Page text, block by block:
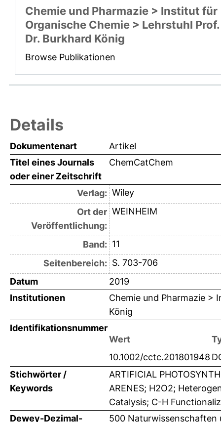
Chemie und Pharmazie > Institut für
Organische Chemie > Lehrstuhl Prof.
Dr. Burkhard König
Browse Publikationen
Details
Dokumentenart
Artikel
Titel eines Journals
oder einer Zeitschrift
ChemCatChem
Verlag: Wiley
Ort der
Veröffentlichung:
WEINHEIM
Band: 11
Seitenbereich: S. 703-706
Datum
2019
Institutionen
Chemie und Pharmazie >
König
Identifikationsnummer
Wert
10.1002/cctc.201801948
Stichwörter /
Keywords
ARTIFICIAL
ARENES; H2O2;
Catalysis; C-H
Dewey-Dezimal-
500 Naturwissenschaften